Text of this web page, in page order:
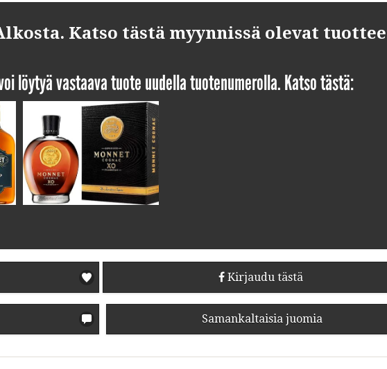
Katso tästä myynnissä olevat
löytyä vastaava tuote uudella tuotenumerolla. Katso tästä:
Kirjaudu tästä
Samankaltaisia juomia